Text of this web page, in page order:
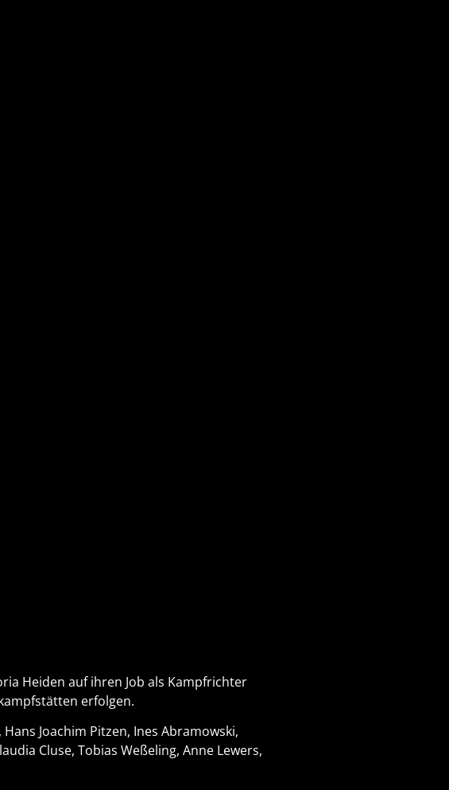
Heiden auf ihren Job als Kampfrichter
erfolgen.
Joachim Pitzen, Ines Abramowski,
Cluse, Tobias Weßeling, Anne Lewers,